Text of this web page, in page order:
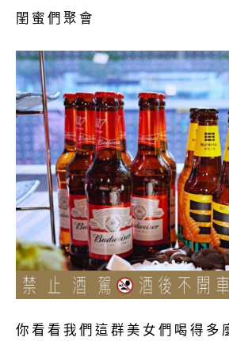
閨蜜們聚會
你看看我們這群美女們喝得多